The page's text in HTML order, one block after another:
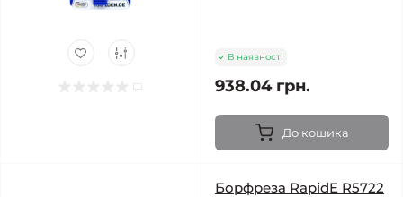
В наявності
938.04 грн.
До кошика
Борфреза RapidE R5722